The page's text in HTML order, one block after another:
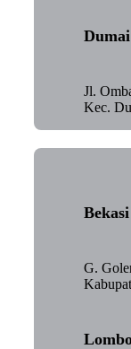
Dumai
Jl.
Kec.
Bekasi
G.